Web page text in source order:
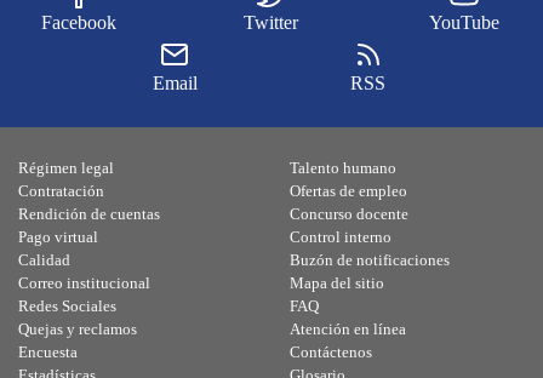
Facebook Twitter YouTube
Email RSS
Régimen legal
Contratación
Rendición de cuentas
Pago virtual
Calidad
Talento humano
Ofertas de empleo
Concurso docente
Control interno
Buzón de notificaciones
Correo institucional
Redes Sociales
Quejas y reclamos
Encuesta
Mapa del sitio
FAQ
Atención en línea
Contáctenos